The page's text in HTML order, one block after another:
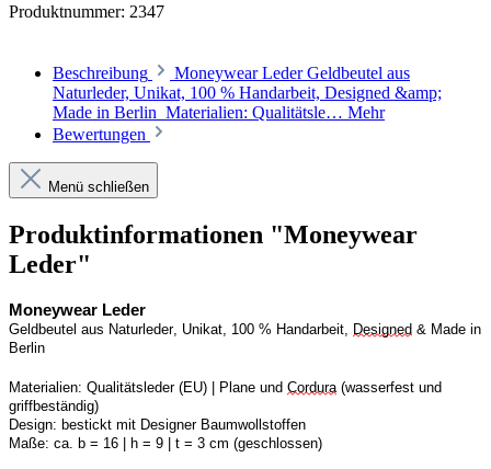
Produktnummer: 2347
Beschreibung
Moneywear Leder Geldbeutel aus
Naturleder, Unikat, 100 % Handarbeit, Designed &amp;
Made in Berlin Materialien: Qualitätsle… Mehr
Bewertungen
Menü schließen
Produktinformationen "Moneywear
Leder"
Moneywear Leder
Geldbeutel aus Naturleder, Unikat, 100 % Handarbeit, Designed & Made in
Berlin
Materialien: Qualitätsleder (EU) | Plane und Cordura (wasserfest und
griffbeständig)
Design: bestickt mit Designer Baumwollstoffen
Maße: ca. b = 16 | h = 9 | t = 3 cm (geschlossen)